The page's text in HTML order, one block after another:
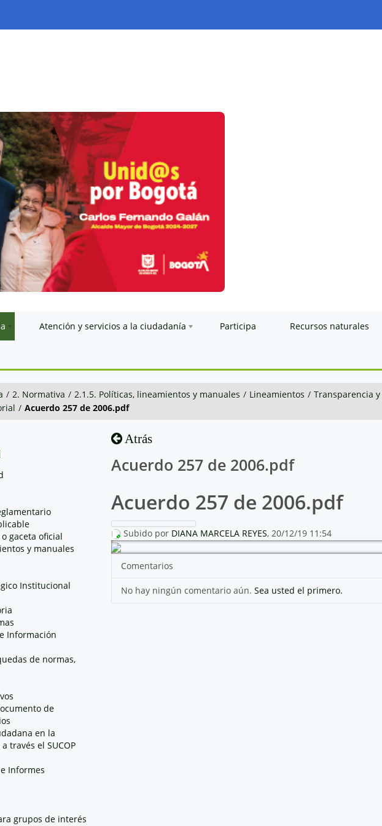
Atención y servicios a la ciudadanía Participa Recursos naturales
/ 2. Normativa / 2.1.5. Políticas, lineamientos y manuales / Lineamientos / Transparencia
/ Acuerdo 257 de 2006.pdf
gaceta oficial
y manuales
Institucional
Información
de normas,
de
en la
través el SUCOP
Informes
grupos de interés
Atrás
Acuerdo 257 de 2006.pdf
Acuerdo 257 de 2006.pdf
Subido por DIANA MARCELA REYES, 20/12/19 11:54
Comentarios
No hay ningún comentario aún. Sea usted el primero.